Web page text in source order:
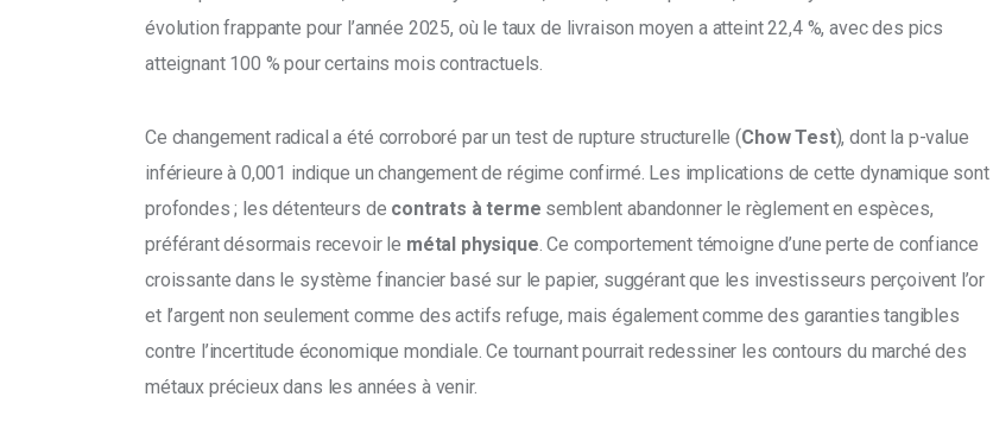
évolution frappante pour l’année 2025, où le taux de livraison moyen a atteint 22,4 %, avec des pics
atteignant 100 % pour certains mois contractuels.
Ce changement radical a été corroboré par un test de rupture structurelle (Chow Test), dont la p-value
inférieure à 0,001 indique un changement de régime confirmé. Les implications de cette dynamique sont
profondes ; les détenteurs de contrats à terme semblent abandonner le règlement en espèces,
préférant désormais recevoir le métal physique . Ce comportement témoigne d’une perte de confiance
croissante dans le système financier basé sur le papier, suggérant que les investisseurs perçoivent l’or
et l’argent non seulement comme des actifs refuge, mais également comme des garanties tangibles
contre l’incertitude économique mondiale. Ce tournant pourrait redessiner les contours du marché des
métaux précieux dans les années à venir.